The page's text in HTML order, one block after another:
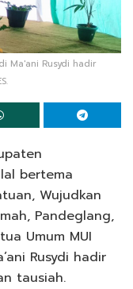
Ma'ani Rusydi hadir
bertema
Wujudkan
Pandeglang,
Umum MUI
Rusydi hadir
tausiah.